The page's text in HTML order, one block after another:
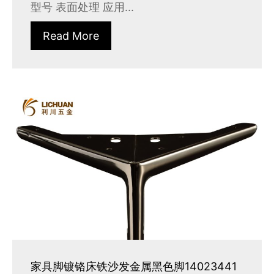
型号 表面处理 应用...
Read More
家具脚镀铬床铁沙发金属黑色脚14023441